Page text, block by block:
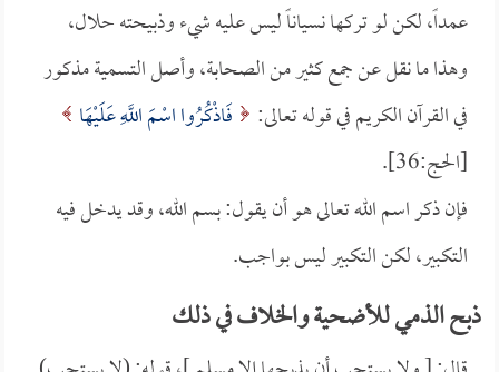
عمداً، لكن لو تركها نسياناً ليس عليه شيء وذبيحته حلال،
وهذا ما نقل عن جمع كثير من الصحابة، وأصل التسمية مذكور
في القرآن الكريم في قوله تعالى:
فَاذْكُرُوا اسْمَ اللَّهِ عَلَيْهَا
[الحج:36].
فإن ذكر اسم الله تعالى هو أن يقول: بسم الله، وقد يدخل فيه
التكبير، لكن التكبير ليس بواجب.
ذبح الذمي للأضحية والخلاف في ذلك